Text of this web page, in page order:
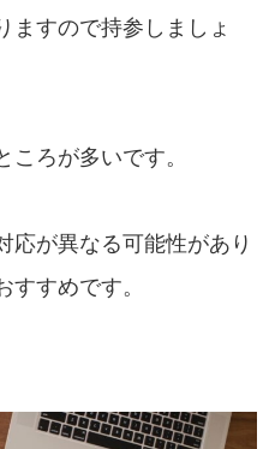
ますので持参しましょ
ろが多いです。
応が異なる可能性があり
すすめです。